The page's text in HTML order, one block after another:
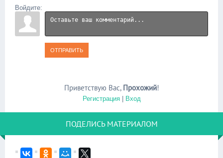
Войдите:
ОТПРАВИТЬ
Приветствую Вас, Прохожий!
Регистрация| Вход
ПОДЕЛИСЬ МАТЕРИАЛОМ